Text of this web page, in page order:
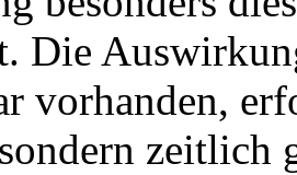
Die
vorhanden,
zeitlich